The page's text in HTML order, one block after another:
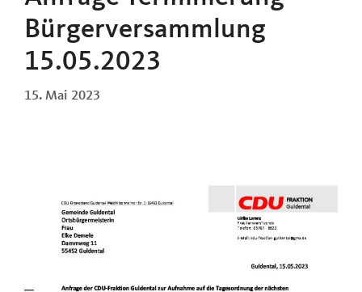
Bürgerversammlung
15.05.2023
15. Mai 2023